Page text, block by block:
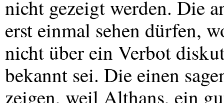
nicht gezeigt werden. Die
erst einmal sehen dürfen,
nicht über ein Verbot
bekannt sei. Die einen
zeigen, weil Althans, ein